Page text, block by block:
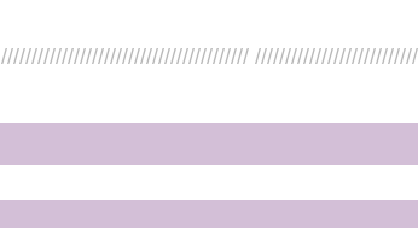
/////////////////////////////////////////